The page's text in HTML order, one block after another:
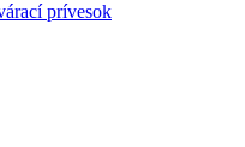
prívesok